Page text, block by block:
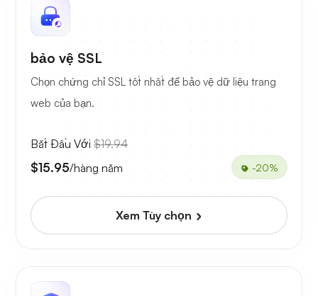
bảo vệ SSL
Chọn chứng chỉ SSL tốt nhất để bảo vệ dữ liệu trang
web của bạn.
Bắt Đầu Với $19.94
$15.95/hàng năm -20%
Xem Tùy chọn